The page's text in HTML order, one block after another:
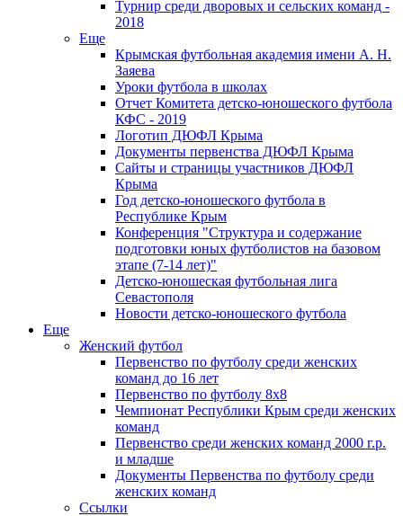
Турнир среди дворовых и сельских команд -
2018
Еще
Крымская футбольная академия имени А. Н.
Заяева
Уроки футбола в школах
Отчет Комитета детско-юношеского футбола
КФС - 2019
Логотип ДЮФЛ Крыма
Документы первенства ДЮФЛ Крыма
Сайты и страницы участников ДЮФЛ
Крыма
Год детско-юношеского футбола в
Республике Крым
Конференция "Структура и содержание
подготовки юных футболистов на базовом
этапе (7-14 лет)"
Детско-юношеская футбольная лига
Севастополя
Новости детско-юношеского футбола
Еще
Женский футбол
Первенство по футболу среди женских
команд до 16 лет
Первенство по футболу 8х8
Чемпионат Республики Крым среди женских
команд
Первенство среди женских команд 2000 г.р.
и младше
Документы Первенства по футболу среди
женских команд
Ссылки